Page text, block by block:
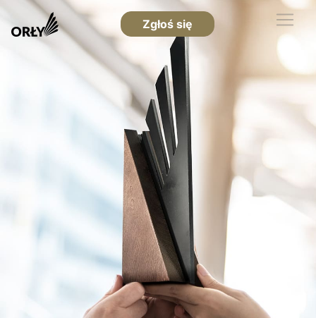
Zgłoś się